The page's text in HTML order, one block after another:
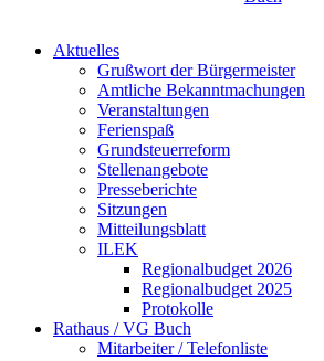
Aktuelles
Grußwort der Bürgermeister
Amtliche Bekanntmachungen
Veranstaltungen
Ferienspaß
Grundsteuerreform
Stellenangebote
Presseberichte
Sitzungen
Mitteilungsblatt
ILEK
Regionalbudget 2026
Regionalbudget 2025
Protokolle
Rathaus / VG Buch
Mitarbeiter / Telefonliste